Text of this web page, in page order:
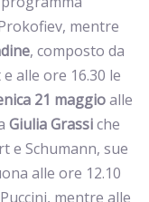
mentre
, composto da
alle ore 16.30 le
21 maggioalle
GiuliaGrassiche
e Schumann, sue
alle ore 12.10
mentre alle